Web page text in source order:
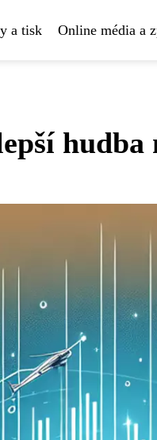
a tisk Online média a
hudba